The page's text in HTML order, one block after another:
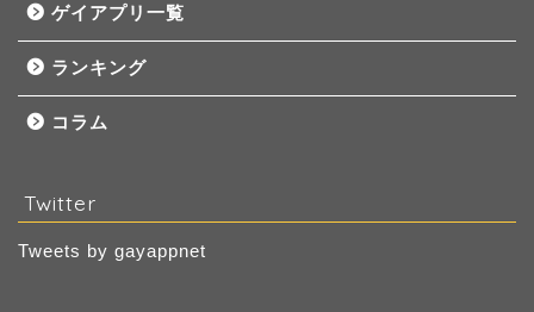
ゲイアプリ一覧
ランキング
コラム
Twitter
Tweets by gayappnet